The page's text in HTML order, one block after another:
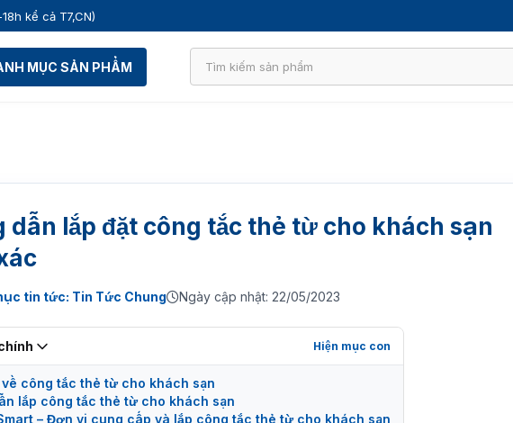
kể cả T7,CN)
MỤC SẢN PHẨM
dẫn lắp đặt công tắc thẻ từ cho khách sạn
tin tức: Tin Tức Chung Ngày cập nhật: 22/05/2023
công tắc thẻ từ cho khách sạn
lắp công tắc thẻ từ cho khách sạn
– Đơn vị cung cấp và lắp công tắc thẻ từ cho khách sạn